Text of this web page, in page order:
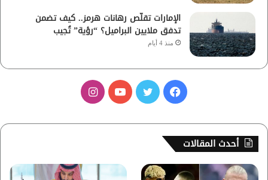
الإمارات تقلّص رهانات هرمز.. كيف تضمن
تدفق ملايين البراميل؟ “رؤية” تُجيب
منذ 4 أيام
س
ب
ي
ت
أحدث المقالات